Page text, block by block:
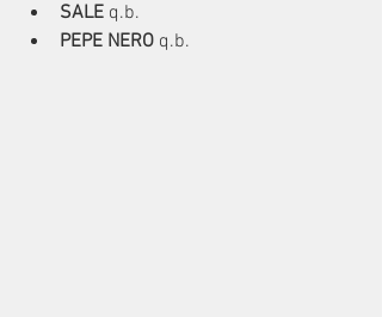
SALE q.b.
PEPE NERO q.b.